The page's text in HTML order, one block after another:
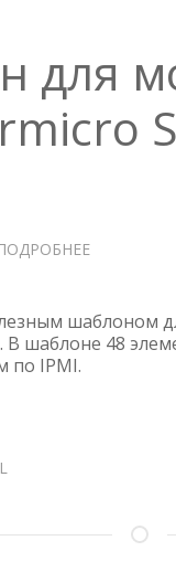
для
ДЛЯ
шаблоном
В шаблоне 48
по IPMI.